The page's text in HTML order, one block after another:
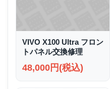
VIVO X100 Ultra フロン
トパネル交換修理
48,000円(税込)